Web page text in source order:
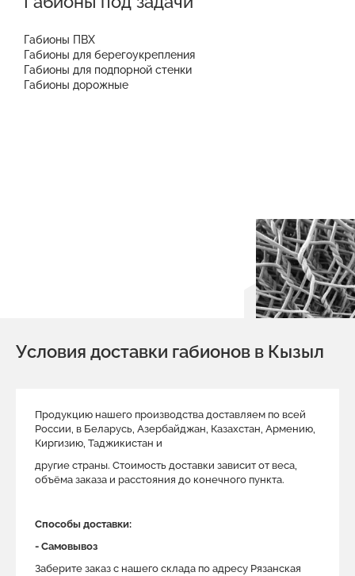
Габионы ПВХ
Габионы для берегоукрепления
Габионы для подпорной стенки
Габионы дорожные
Условия доставки габионов в Кызыл
Продукцию нашего производства доставляем по всей
России, в Беларусь, Азербайджан, Казахстан, Армению,
Киргизию, Таджикистан и
другие страны. Стоимость доставки зависит от веса,
объёма заказа и расстояния до конечного пункта.
Способы доставки:
- Самовывоз
Заберите заказ с нашего склада по адресу Рязанская